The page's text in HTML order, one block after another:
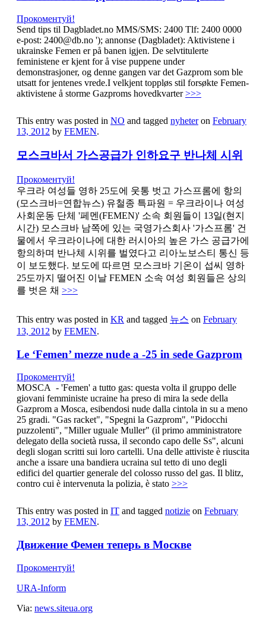
Прокоментуй!
Send tips til Dagbladet.no MMS/SMS: 2400 Tlf: 2400 0000
e-post: 2400@db.no '); annonse (Dagbladet): Aktivistene i
ukrainske Femen er på banen igjen. De selvtitulerte
feministene er kjent for å vise puppene under
demonstrasjoner, og denne gangen var det Gazprom som ble
utsatt for jentenes vrede.I velkjent toppløs stil forsøkte Femen-
aktivistene å storme Gazproms hovedkvarter>>>
This entry was posted in NO and tagged nyheteron February
13, 2012 by FEMEN.
모스크바서 가스공급가 인하요구 반나체 시위
Прокоментуй!
우크라 여성들 영하 25도에 웃통 벗고 가스프롬에 항의
(모스크바=연합뉴스) 유철종 특파원 = 우크라이나 여성
사회운동 단체 '페멘(FEMEN)' 소속 회원들이 13일(현지
시간) 모스크바 남쪽에 있는 국영가스회사 '가스프롬' 건
물에서 우크라이나에 대한 러시아의 높은 가스 공급가에
항의하며 반나체 시위를 벌였다고 리아노보스티 통신 등
이 보도했다. 보도에 따르면 모스크바 기온이 섭씨 영하
25도까지 떨어진 이날 FEMEN 소속 여성 회원들은 상의
를 벗은 채 >>>
This entry was posted in KR and tagged 뉴스 on February
13, 2012 by FEMEN.
Le ‘Femen’ mezze nude a -25 in sede Gazprom
Прокоментуй!
MOSCA - 'Femen' a tutto gas: questa volta il gruppo delle
giovani femministe ucraine ha preso di mira la sede della
Gazprom a Mosca, esibendosi nude dalla cintola in su a meno
25 gradi. "Gas racket", "Spegni la Gazprom", "Pidocchi
puzzolenti", "Miller uguale Muller" (il primo amministratore
delegato della società russa, il secondo capo delle Ss", alcuni
degli slogan scritti sui loro cartelli. Una delle attiviste è riuscita
anche a issare una bandiera ucraina sul tetto di uno degli
edifici del quartier generale del colosso russo del gas. Il blitz,
contro cui è intervenuta la polizia, è stato >>>
This entry was posted in IT and tagged notizie on February
13, 2012 by FEMEN.
Движение Фемен теперь в Москве
Прокоментуй!
URA-Inform
Via: news.siteua.org